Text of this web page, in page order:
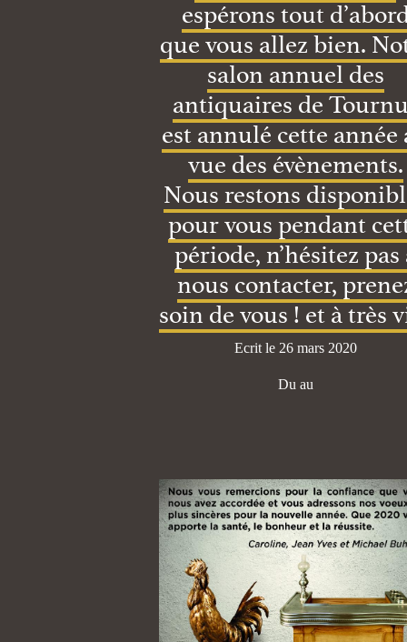
espérons tout
que vous allez bien.
salon annuel des
antiquaires de
est annulé cette année
vue des évènements.
Nous restons
pour vous pendant
période, n’hésitez pas
nous contacter,
soin de vous ! et à très
Ecrit le 26 mars 2020
Du au